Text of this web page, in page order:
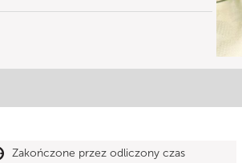
Zakończone przez odliczony czas